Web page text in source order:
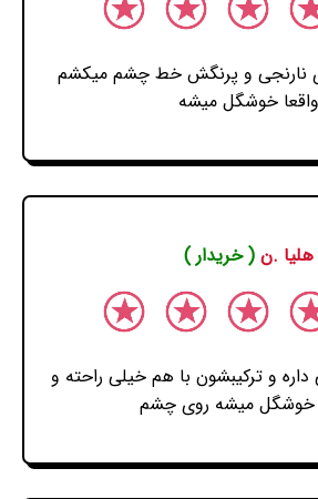
نارنجی و پرنگش خط چشم میکشم
واقعا خوشگل میشه
هلیا .ن( خریدار )
و ترکیبشون با هم خیلی راحته و
خوشگل میشه روی چشم